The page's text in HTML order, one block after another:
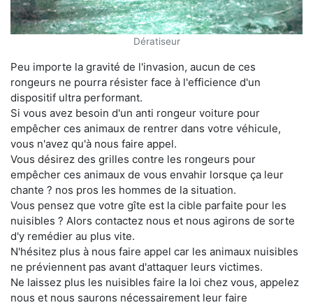
Dératiseur
Peu importe la gravité de l'invasion, aucun de ces
rongeurs ne pourra résister face à l'efficience d'un
dispositif ultra performant.
Si vous avez besoin d'un anti rongeur voiture pour
empêcher ces animaux de rentrer dans votre véhicule,
vous n'avez qu'à nous faire appel.
Vous désirez des grilles contre les rongeurs pour
empêcher ces animaux de vous envahir lorsque ça leur
chante ? nos pros les hommes de la situation.
Vous pensez que votre gîte est la cible parfaite pour les
nuisibles ? Alors contactez nous et nous agirons de sorte
d'y remédier au plus vite.
N'hésitez plus à nous faire appel car les animaux nuisibles
ne préviennent pas avant d'attaquer leurs victimes.
Ne laissez plus les nuisibles faire la loi chez vous, appelez
nous et nous saurons nécessairement leur faire